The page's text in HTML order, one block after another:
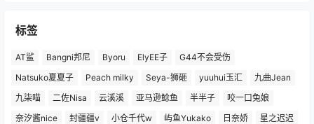
标签
AT鲨 Bangni邦尼 Byoru ElyEE子
G44不会受伤
Natsuko夏夏子
Peach milky Seya-狮砸 yuuhui玉汇
九曲Jean
九柒喵
二佐Nisa 云溪溪 亚马逊鲶鱼 半半子
咬一口兔娘
奈汐酱nice
封疆疆v 小仓千代w 屿鱼Yukako 日奈娇
星之迟迟